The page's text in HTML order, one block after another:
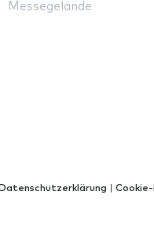
Messegelände
Datenschutzerklärung